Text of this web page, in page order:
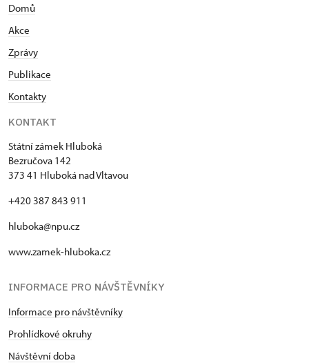
Domů
Akce
Zprávy
Publikace
Kontakty
KONTAKT
Státní zámek Hluboká
Bezručova 142
373 41 Hluboká nad Vltavou
+420 387 843 911
hluboka@npu.cz
www.zamek-hluboka.cz
INFORMACE PRO NÁVŠTĚVNÍKY
Informace pro návštěvníky
Prohlídkové okruhy
Návštěvní doba